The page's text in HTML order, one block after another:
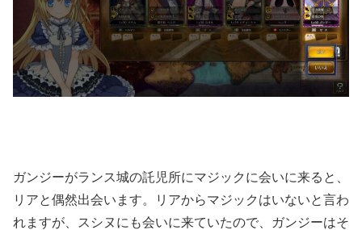
ガンジーがランス城の託児所にマジックに会いに来ると、
リアと偶然出会います。リアからマジックはいないと言わ
れますが、スシヌにも会いに来ていたので、ガンジーはそ